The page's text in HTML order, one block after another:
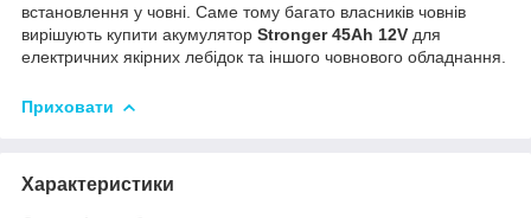
встановлення у човні. Саме тому багато власників човнів
вирішують купити акумулятор Stronger 45Ah 12V для
електричних якірних лебідок та іншого човнового обладнання.
Приховати
Характеристики